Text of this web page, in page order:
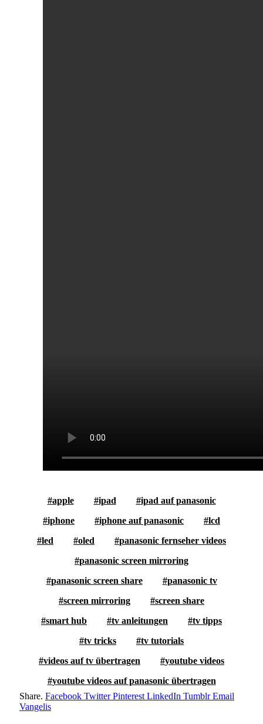
apple ipad
ipad auf panasonic
iphone
iphone auf panasonic
lcd
led
oled
panasonic fernseher videos
panasonic screen mirroring
panasonic screen share
panasonic tv
screen mirroring
screen share
smart hub
tv anleitungen
tv tipps
tv tricks
tv tutorials
videos auf tv übertragen
youtube videos
youtube videos auf panasonic übertragen
Share. Facebook Twitter Pinterest LinkedIn Tumblr Email
Vangelis